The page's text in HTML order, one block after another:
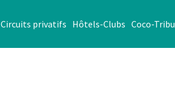
Circuits privatifs Hôtels-Clubs Coco-Tribu